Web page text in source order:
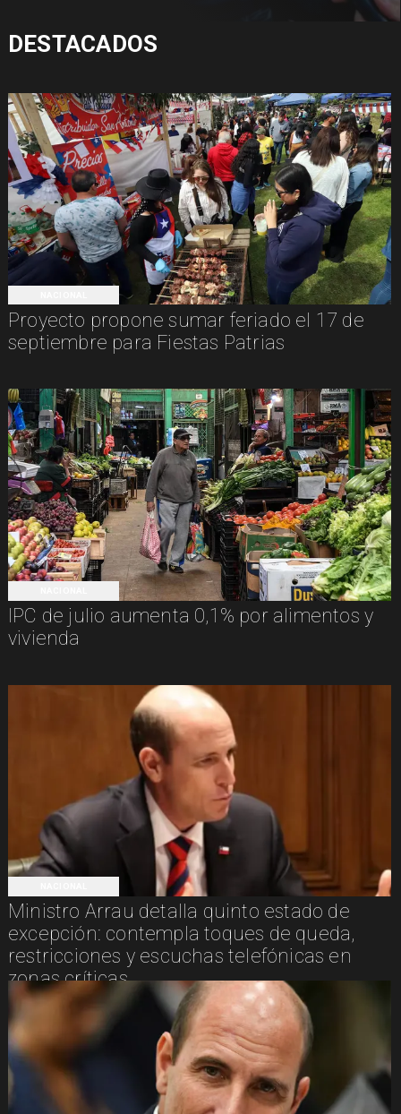
Proyecto propone sumar feriado el 17 de
septiembre para Fiestas Patrias
IPC de julio aumenta 0,1% por alimentos y
vivienda
Ministro Arrau detalla quinto estado de
excepción: contempla toques de queda,
restricciones y escuchas telefónicas en
zonas críticas
DESTACADOS